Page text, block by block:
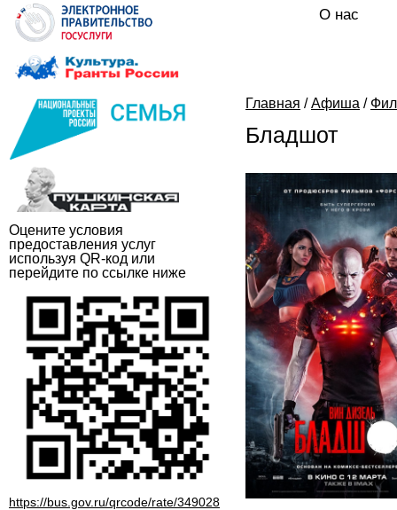
Оцените условия
предоставления услуг
используя QR-код или
перейдите по ссылке ниже
https://bus.gov.ru/qrcode/rate/349028
О нас
Главная / Афиша /
Бладшот